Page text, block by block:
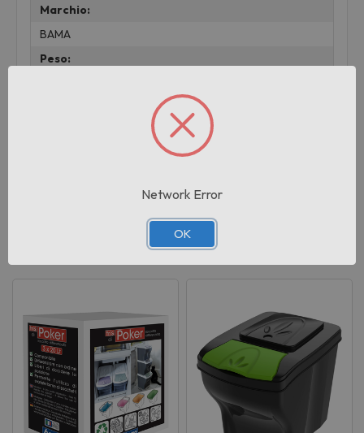
Marchio:
BAMA
Peso:
Prodotti correlati
Network Error
OK